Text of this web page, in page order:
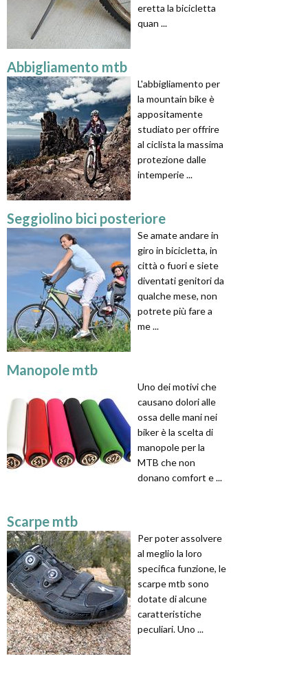
eretta la bicicletta
quan ...
Abbigliamento mtb
L'abbigliamento per
la mountain bike è
appositamente
studiato per offrire
al ciclista la massima
protezione dalle
intemperie ...
Seggiolino bici posteriore
Se amate andare in
giro in bicicletta, in
città o fuori e siete
diventati genitori da
qualche mese, non
potrete più fare a
me ...
Manopole mtb
Uno dei motivi che
causano dolori alle
ossa delle mani nei
biker è la scelta di
manopole per la
MTB che non
donano comfort e ...
Scarpe mtb
Per poter assolvere
al meglio la loro
specifica funzione, le
scarpe mtb sono
dotate di alcune
caratteristiche
peculiari. Uno ...